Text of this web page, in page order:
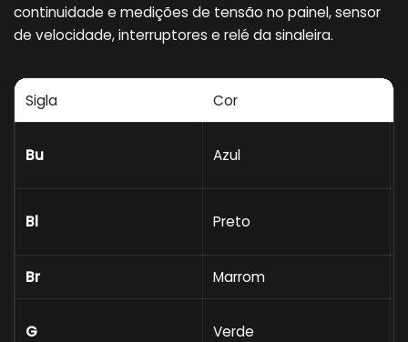
continuidade e medições de tensão no painel, sensor
de velocidade, interruptores e relé da sinaleira.
Sigla Cor
Bu Azul
Bl Preto
Br Marrom
G Verde